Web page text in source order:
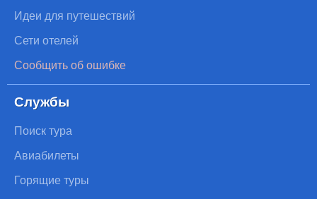
Идеи для путешествий
Сети отелей
Сообщить об ошибке
Службы
Поиск тура
Авиабилеты
Горящие туры